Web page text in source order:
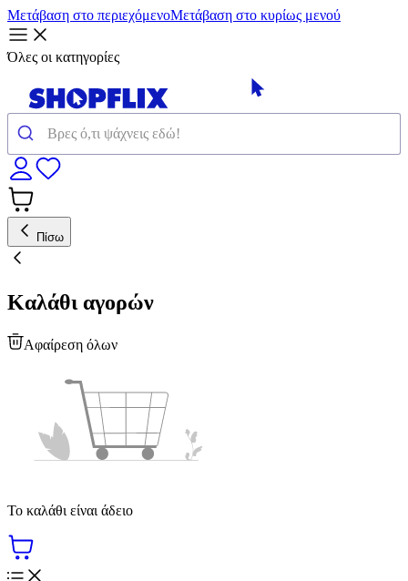
Μετάβαση στο περιεχόμενοΜετάβαση στο κυρίως μενού
Όλες οι κατηγορίες
Πίσω
Καλάθι αγορών
Αφαίρεση όλων
Το καλάθι είναι άδειο